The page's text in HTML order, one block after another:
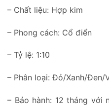
– Chất liệu: Hợp kim
– Phong cách: Cổ điển
– Tỷ lệ: 1:10
– Phân loại: Đỏ/Xanh/Đen/
– Bảo hành: 12 tháng với